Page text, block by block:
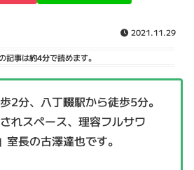
2021.11.29
記事は約4分で読めます。
2分、八丁畷駅から徒歩5分。
れスペース、理容フルサワ
室長の古澤達也です。